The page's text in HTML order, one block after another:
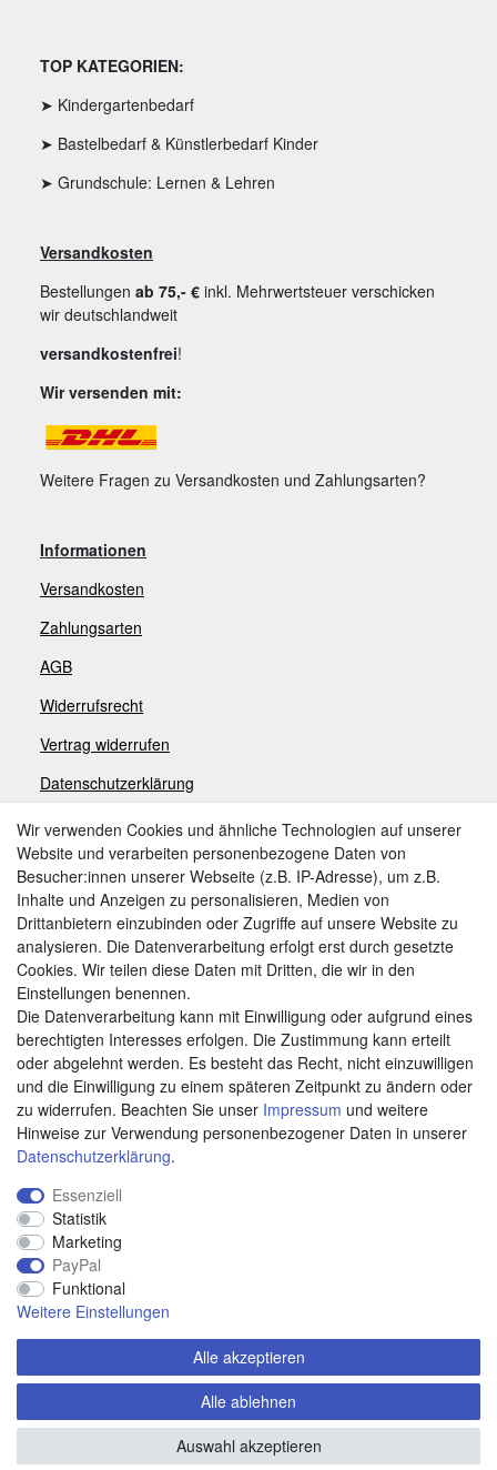
TOP KATEGORIEN:
➤ Kindergartenbedarf
➤ Bastelbedarf & Künstlerbedarf Kinder
➤ Grundschule: Lernen & Lehren
Versandkosten
Bestellungen ab 75,- € inkl. Mehrwertsteuer verschicken
wir deutschlandweit
versandkostenfrei!
Wir versenden mit:
Weitere Fragen zu Versandkosten und Zahlungsarten?
Informationen
Versandkosten
Zahlungsarten
AGB
Widerrufsrecht
Vertrag widerrufen
Datenschutzerklärung
Impressum
Zahlungsarten
Weitere Zahlungsarten:
Kauf auf Rechnung
Vorkasse
Hier sind wir
© Copyright 2020 piccolino.de. Alle Rechte vorbehalten.
Wir verwenden Cookies und ähnliche Technologien auf unserer
Website und verarbeiten personenbezogene Daten von
Besucher:innen unserer Webseite (z.B. IP-Adresse), um z.B.
Inhalte und Anzeigen zu personalisieren, Medien von
Drittanbietern einzubinden oder Zugriffe auf unsere Website zu
analysieren. Die Datenverarbeitung erfolgt erst durch gesetzte
Cookies. Wir teilen diese Daten mit Dritten, die wir in den
Einstellungen benennen.
Die Datenverarbeitung kann mit Einwilligung oder aufgrund eines
berechtigten Interesses erfolgen. Die Zustimmung kann erteilt
oder abgelehnt werden. Es besteht das Recht, nicht einzuwilligen
und die Einwilligung zu einem späteren Zeitpunkt zu ändern oder
zu widerrufen. Beachten Sie unser Impressum und weitere
Hinweise zur Verwendung personenbezogener Daten in unserer
Daten­schutz­erklärung.
Essenziell
Statistik
Marketing
PayPal
Funktional
Weitere Einstellungen
Alle akzeptieren
Alle ablehnen
Auswahl akzeptieren